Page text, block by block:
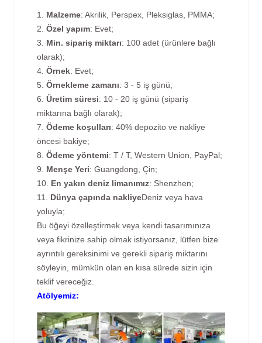
1. Malzeme: Akrilik, Perspex, Pleksiglas, PMMA;
2.Özel yapım: Evet;
3. Min. sipariş miktarı: 100 adet (ürünlere bağlı
olarak);
4.Örnek: Evet;
5. Örnekleme zamanı: 3 - 5 iş günü;
6.Üretim süresi: 10 - 20 iş günü (sipariş
miktarına bağlı olarak);
7.Ödeme koşulları: 40% depozito ve nakliye
öncesi bakiye;
8.Ödeme yöntemi: T / T, Western Union, PayPal;
9. Menşe Yeri: Guangdong, Çin;
10. En yakın deniz limanımız: Shenzhen;
11. Dünya çapında nakliyeDeniz veya hava
yoluyla;
Bu öğeyi özelleştirmek veya kendi tasarımınıza
veya fikrinize sahip olmak istiyorsanız, lütfen bize
ayrıntılı gereksinimi ve gerekli sipariş miktarını
söyleyin, mümkün olan en kısa sürede sizin için
teklif vereceğiz.
Atölyemiz: